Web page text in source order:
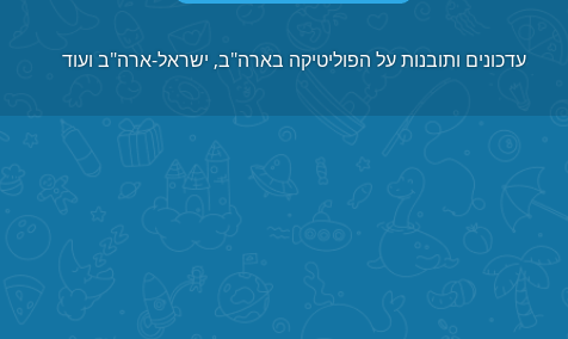
עדכונים ותובנות על הפוליטיקה בארה"ב, ישראל-ארה"ב ועוד